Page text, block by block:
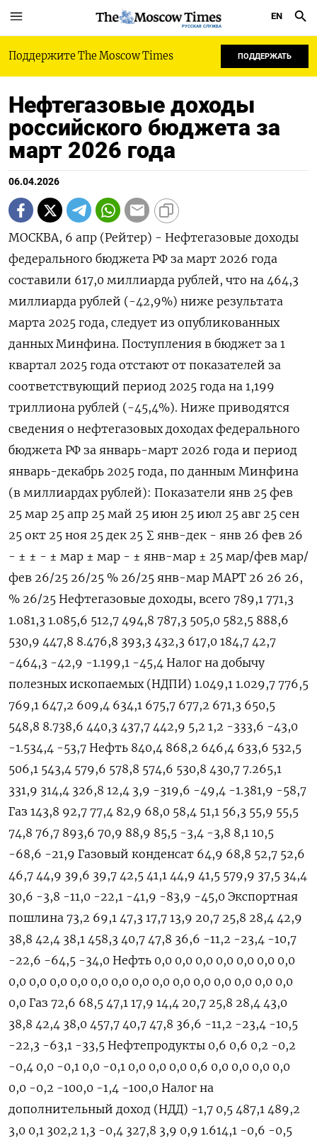
РУССКАЯ СЛУЖБА
EN
Поддержите The Moscow Times ПОДДЕРЖАТЬ
Нефтегазовые доходы
российского бюджета за
март 2026 года
06.04.2026
МОСКВА, 6 апр (Рейтер) - Нефтегазовые доходы
федерального бюджета РФ за март 2026 года
составили 617,0 миллиарда рублей, что на 464,3
миллиарда ‌рублей (-42,9%) ниже результата
марта 2025 года, следует из опубликованных
данных Минфина. Поступления в бюджет за 1
квартал 2025 года отстают ​от показателей за
соответствующий ​период 2025 ​года на ⁠1,199
триллиона рублей (-45,4%). Ниже приводятся
сведения о ‌нефтегазовых доходах федерального
бюджета РФ ‌за январь-март 2026 года и период
январь-декабрь 2025 года, по ​данным Минфина
(в миллиардах рублей): Показатели янв 25 фев
25 мар 25 апр ‌25 май 25 июн 25 июл 25 авг 25 сен
25 окт 25 ноя 25 дек 25 ∑ ​янв-дек - янв 26 фев 26
- ± ± - ± мар ± мар - ± янв-мар ± 25 мар/фев мар/
фев 26/25 26/25 % 26/25 янв-мар МАРТ 26 26 26,
% 26/25 Нефтегазовые доходы, ‌всего 789,1 771,3
1.081,3 1.085,6 512,7 494,8 787,3 505,0 582,5 888,6
530,9 447,8 8.476,8 393,3 432,3 617,0 184,7 42,7
-464,3 -42,9 -1.199,1 -45,4 Налог на добычу
полезных ископаемых (НДПИ) 1.049,1 1.029,7 776,5
769,1 647,2 609,4 634,1 675,7 677,2 671,3 650,5
548,8 8.738,6 440,3 437,7 442,9 5,2 1,2 -333,6 -43,0
-1.534,4 -53,7 Нефть 840,4 868,2 646,4 633,6 532,5
506,1 543,4 579,6 578,8 574,6 530,8 430,7 7.265,1
331,9 314,4 326,8 12,4 3,9 -319,6 -49,4 -1.381,9 -58,7
Газ 143,8 92,7 77,4 82,9 68,0 58,4 51,1 56,3 55,9 55,5
74,8 76,7 893,6 70,9 88,9 85,5 -3,4 -3,8 8,1 10,5
-68,6 -21,9 Газовый конденсат 64,9 68,8 52,7 52,6
46,7 44,9 39,6 39,7 42,5 41,1 44,9 41,5 579,9 37,5 34,4
30,6 -3,8 -11,0 -22,1 -41,9 -83,9 -45,0 Экспортная
пошлина 73,2 69,1 47,3 17,7 13,9 20,7 25,8 28,4 42,9
38,8 42,4 38,1 458,3 40,7 47,8 36,6 -11,2 -23,4 -10,7
-22,6 -64,5 -34,0 Нефть 0,0 0,0 0,0 0,0 0,0 0,0 0,0
0,0 0,0 0,0 0,0 0,0 0,0 0,0 0,0 0,0 0,0 0,0 0,0 0,0 0,0
0,0 Газ 72,6 68,5 47,1 17,9 14,4 20,7 25,8 28,4 43,0
38,8 42,4 38,0 457,7 40,7 47,8 36,6 -11,2 -23,4 -10,5
-22,3 -63,1 -33,5 Нефтепродукты 0,6 0,6 0,2 -0,2
-0,4 0,0 -0,1 0,0 -0,1 0,0 0,0 0,0 0,6 0,0 0,0 0,0 0,0
0,0 -0,2 -100,0 -1,4 -100,0 Налог на
дополнительный доход (НДД) -1,7 0,5 487,1 489,2
3,0 0,1 302,2 1,3 -0,4 327,8 3,9 0,9 1.614,1 -0,6 -0,5